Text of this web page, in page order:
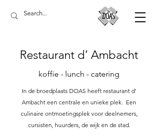
Restaurant d’ Ambacht
koffie - lunch - catering
In de broedplaats DOAS heeft restaurant d'
Ambacht een centrale en unieke plek. Een
culinaire ontmoetingsplek voor deelnemers,
cursisten, huurders, de wijk en de stad.